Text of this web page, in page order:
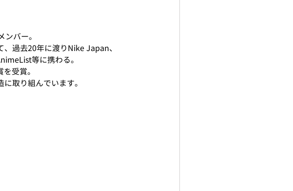
バー。
過去20年に渡りNike Japan、
等に携わる。
受賞。
取り組んでいます。